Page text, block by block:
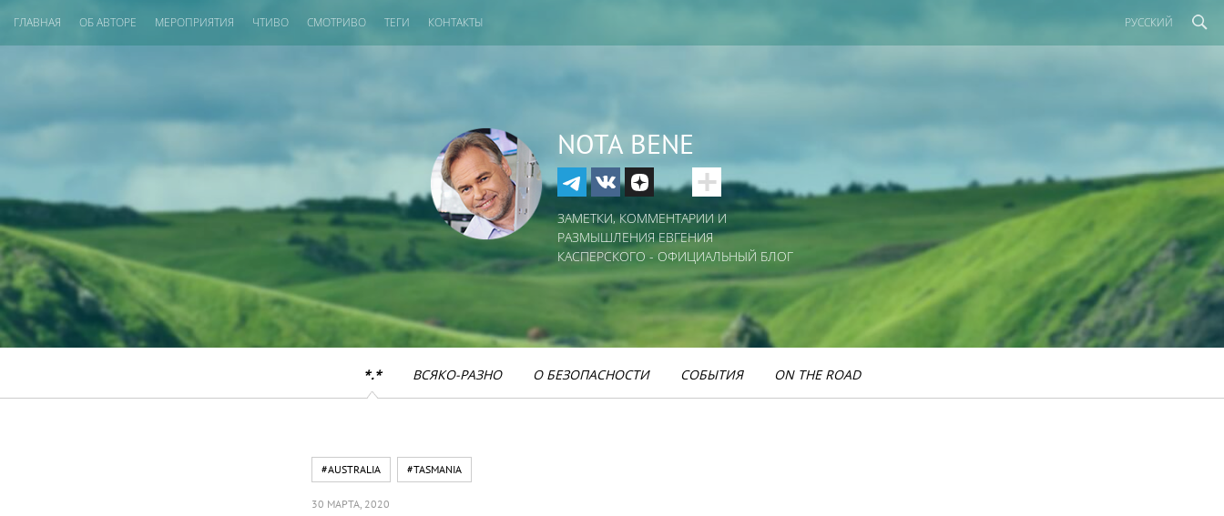
ГЛАВНАЯ ОБ АВТОРЕ МЕРОПРИЯТИЯ ЧТИВО СМОТРИВО ТЕГИ КОНТАКТЫ РУССКИЙ
NOTA BENE
ЗАМЕТКИ, КОММЕНТАРИИ И
РАЗМЫШЛЕНИЯ ЕВГЕНИЯ
КАСПЕРСКОГО - ОФИЦИАЛЬНЫЙ БЛОГ
*.* ВСЯКО-РАЗНО О БЕЗОПАСНОСТИ СОБЫТИЯ ON THE ROAD
#AUSTRALIA #TASMANIA
30 МАРТА, 2020